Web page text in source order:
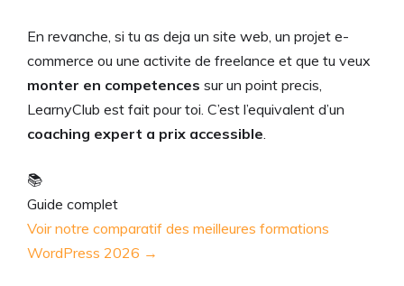
En revanche, si tu as deja un site web, un projet e-
commerce ou une activite de freelance et que tu veux
monter en competences sur un point precis,
LearnyClub est fait pour toi. C’est l’equivalent d’un
coaching expert a prix accessible
📚
Guide complet
Voir notre comparatif des meilleures formations
WordPress 2026 →